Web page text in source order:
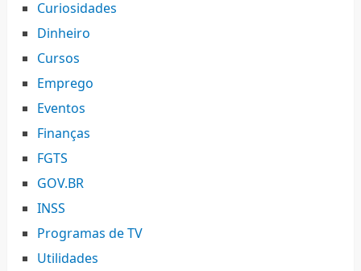
Curiosidades
Dinheiro
Cursos
Emprego
Eventos
Finanças
FGTS
GOV.BR
INSS
Programas de TV
Utilidades